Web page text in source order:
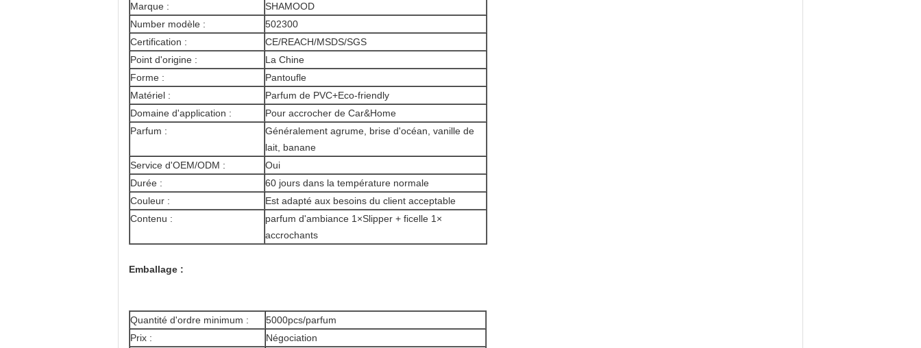
Marque :
SHAMOOD
Number modèle :
502300
Certification :
CE/REACH/MSDS/SGS
Point d'origine :
La Chine
Forme :
Pantoufle
Matériel :
Parfum de PVC+Eco-friendly
Domaine d'application :
Pour accrocher de Car&Home
Parfum :
Généralement agrume, brise d'océan, vanille de
lait, banane
Service d'OEM/ODM :
Oui
Durée :
60 jours dans la température normale
Couleur :
Est adapté aux besoins du client acceptable
Contenu :
parfum d'ambiance 1×Slipper + ficelle 1×
accrochants
Emballage :
Quantité d'ordre minimum :
5000pcs/parfum
Prix :
Négociation